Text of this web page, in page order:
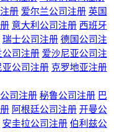
册 爱尔兰公司注册 英国
意大利公司注册 西班牙
瑞士公司注册 德国公司注
公司注册 爱沙尼亚公司注
亚公司注册 克罗地亚注册
司注册 秘鲁公司注册 巴
阿根廷公司注册 开曼公
安圭拉公司注册 伯利兹公